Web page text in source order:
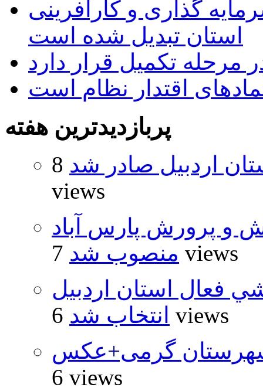
گذاری و کارآفرینی
استان تبدیل شده است
مرحله تکمیل قرار دارد
اقتدار نظام است
پربازدیدترین هفته
اردبیل صادر شد 8
views
و پرورش پارس آباد
منصوب شد 7 views
فعال استان اردبيل
انتخاب شد 6 views
گرمی+عکس
6 views